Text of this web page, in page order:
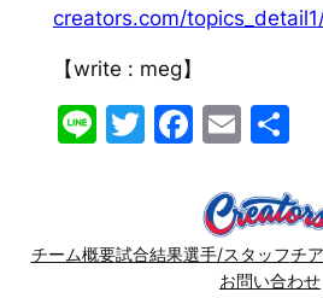
creators.com/
【write : meg】
LineTwitterEmail
共
チーム概要試合結果選手/スタッフチア
お問い合わせ